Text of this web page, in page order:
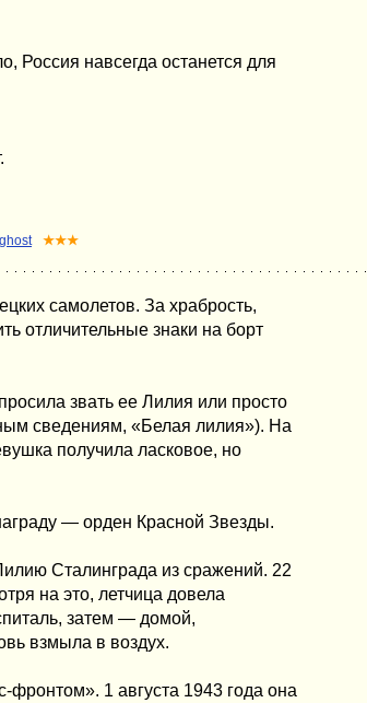
Россия навсегда останется для
★★★
самолетов. За храбрость,
отличительные знаки на борт
звать ее Лилия или просто
сведениям, «Белая лилия»). На
получила ласковое, но
— орден Красной Звезды.
Сталинграда из сражений. 22
на это, летчица довела
затем — домой,
взмыла в воздух.
1 августа 1943 года она